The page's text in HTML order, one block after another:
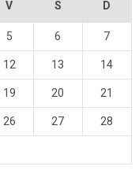
V S D
5 6 7
12 13 14
19 20 21
26 27 28